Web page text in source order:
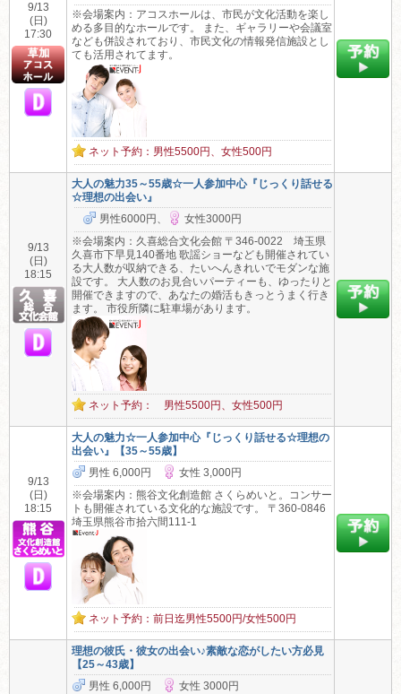
9/13
(日)
17:30
※会場案内：アコスホールは、市民が文化活動を楽し
める多目的なホールです。 また、ギャラリーや会議室
なども併設されており、市民文化の情報発信施設とし
ても活用されてます。
ネット予約：男性5500円、女性500円
9/13
(日)
18:15
大人の魅力35～55歳☆一人参加中心『じっくり話せる
☆理想の出会い』
男性6000円、
女性3000円
※会場案内：久喜総合文化会館 〒346-0022 埼玉県
久喜市下早見140番地 歌謡ショーなども開催されてい
る大人数が収納できる、たいへんきれいでモダンな施
設です。 大人数のお見合いパーティーも、ゆったりと
開催できますので、あなたの婚活もきっとうまく行き
ます。 市役所隣に駐車場があります。
ネット予約： 男性5500円、女性500円
9/13
(日)
18:15
大人の魅力☆一人参加中心『じっくり話せる☆理想の
出会い』【35～55歳】
男性 6,000円
女性 3,000円
※会場案内：熊谷文化創造館 さくらめいと。コンサー
トも開催されている文化的な施設です。 〒360-0846
埼玉県熊谷市拾六間111-1
ネット予約：前日迄男性5500円/女性500円
理想の彼氏・彼女の出会い♪素敵な恋がしたい方必見
【25～43歳】
男性 6,000円
女性 3000円